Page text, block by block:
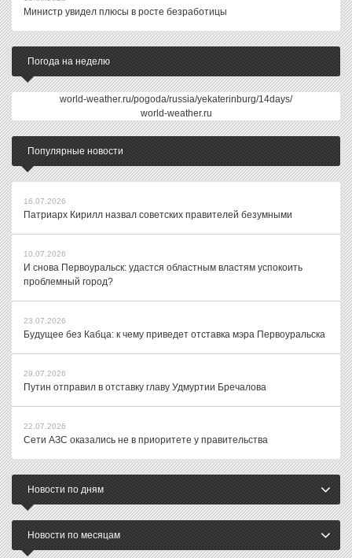
Министр увидел плюсы в росте безработицы
Погода на неделю
world-weather.ru/pogoda/russia/yekaterinburg/14days/
world-weather.ru
Популярные новости
16.07.2026
Патриарх Кирилл назвал советских правителей безумными
10.07.2026
И снова Первоуральск: удастся областным властям успокоить
проблемный город?
23.07.2026
Будущее без Кабца: к чему приведет отставка мэра Первоуральска
29.07.2026
Путин отправил в отставку главу Удмуртии Бречалова
22.07.2026
Сети АЗС оказались не в приоритете у правительства
Новости по дням
Новости по месяцам